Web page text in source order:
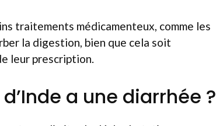
traitements médicamenteux, comme les
la digestion, bien que cela soit
leur prescription.
a une diarrhée ?